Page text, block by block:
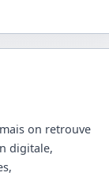
on retrouve
digitale,